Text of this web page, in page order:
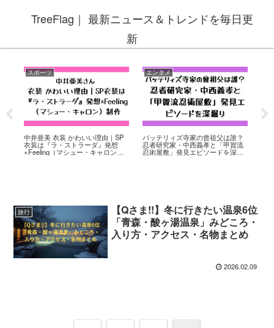
TreeFlag｜ 最新ニュース＆トレンドを毎日更
新
スポーツ
中井亜美 衣装 かわいい理由｜SP
衣装は『ラ・ストラーダ』発想
×Feeling（マシュー・キャロン）
エンタメ
バッテリィズ寺家の曾祖父は誰？
忍者研究家・中西義孝と「甲賀流
忍術屋敷」発見エピソードを深掘
旅行
【Qさま!!】冬に行きたい温泉6位
「青森・酸ヶ湯温泉」みどころ・
入り方・アクセス・名物まとめ
2026.02.09